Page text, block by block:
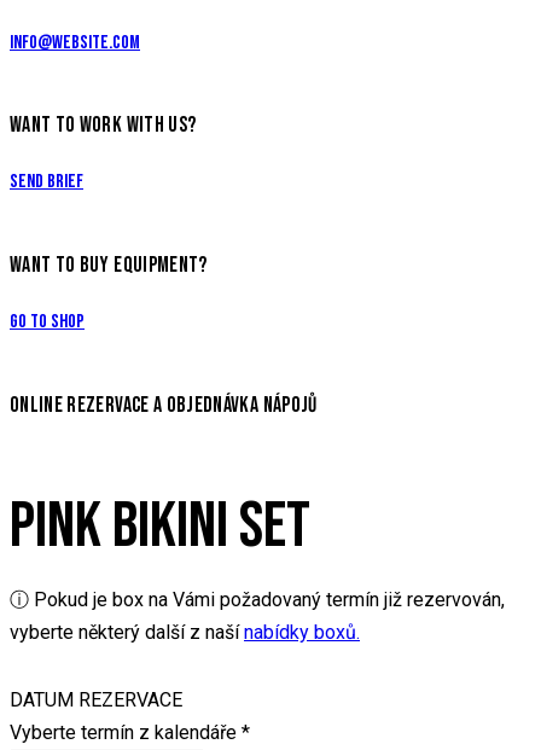
info@website.com
WANT TO WORK WITH US?
Send Brief
WANT TO BUY EQUIPMENT?
Go to Shop
ONLINE REZERVACE A OBJEDNÁVKA NÁPOJŮ
PINK BIKINI SET
ⓘ Pokud je box na Vámi požadovaný termín již rezervován,
vyberte některý další z našínabídky boxů.
DATUM REZERVACE
Vyberte termín z kalendáře *